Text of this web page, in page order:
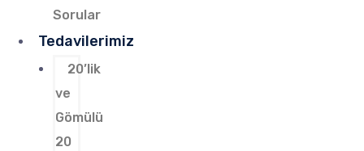
Sorular
Tedavilerimiz
20’lik
ve
Gömülü
20